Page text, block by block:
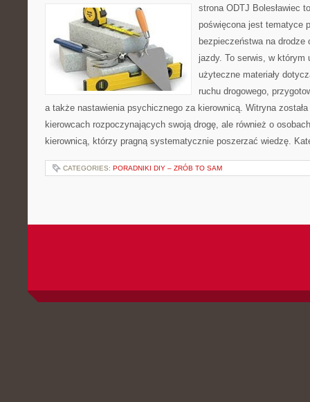
strona ODTJ Bolesławiec
poświęcona jest tematyce
bezpieczeństwa na drodze
jazdy. To serwis, w którym
użyteczne materiały
ruchu drogowego,
a także nastawienia psychicznego za kierownicą. Witryna
kierowcach rozpoczynających swoją drogę, ale również o
kierownicą, którzy pragną systematycznie poszerzać wiedzę.
CATEGORIES: PORADNIKI DIY – ZRÓB TO SAM